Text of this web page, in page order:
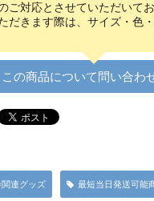
ご対応とさせていただいてお
だきます際は、サイズ・色
この商品について問い合わ
連グッズ 最短当日発送可能